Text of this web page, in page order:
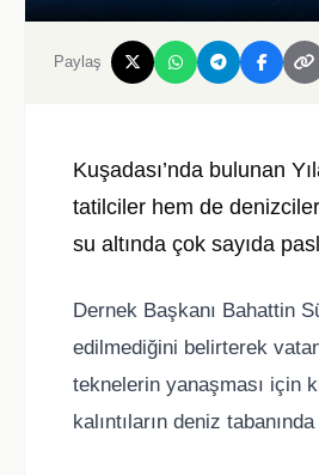
Paylaş
Kuşadası’nda bulunan
tatilciler hem de
su altında çok sayıda
Dernek Başkanı Bahattin
edilmediğini belirterek
teknelerin yanaşması için
kalıntıların deniz